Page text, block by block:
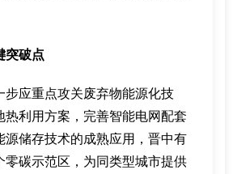
突破点
步应重点攻关废弃物能源化技
热利用方案，完善智能电网配套
源储存技术的成熟应用，晋中有
零碳示范区，为同类型城市提供